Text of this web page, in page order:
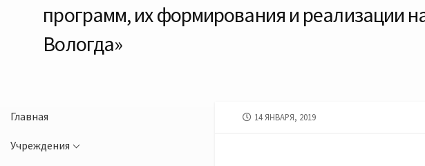
программ, их формирования и реализации
Вологда»
Главная
Учреждения
ДАТА
14 ЯНВАРЯ, 2019